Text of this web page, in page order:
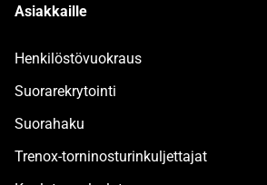
Asiakkaille
Henkilöstövuokraus
Suorarekrytointi
Suorahaku
Trenox-torninosturinkuljettajat